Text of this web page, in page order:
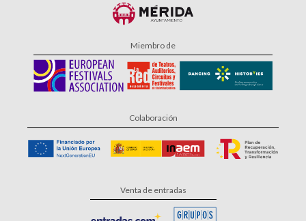
Miembro de
Colaboración
Venta de entradas